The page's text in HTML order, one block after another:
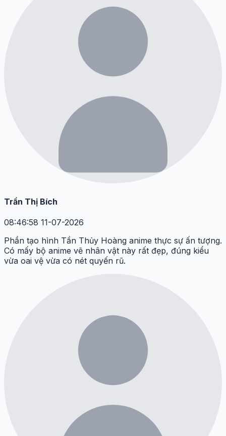
Trần Thị Bích
08:46:58 11-07-2026
Phần tạo hình Tần Thủy Hoàng anime thực sự ấn tượng.
Có mấy bộ anime vẽ nhân vật này rất đẹp, đúng kiểu
vừa oai vệ vừa có nét quyến rũ.